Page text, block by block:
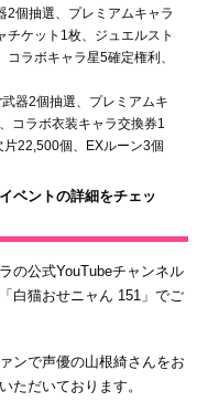
2個抽選、プレミアムキャラ
チケット1枚、ジュエルスト
ラボキャラ星5確定権利、
器2個抽選、プレミアムキ
コラボ衣装キャラ交換券1
22,500個、EXルーン3個
ベントの詳細をチェッ
の公式YouTubeチャンネル
白猫おせニャん 151」でご
ンで声優の山根綺さんをお
ただいております。